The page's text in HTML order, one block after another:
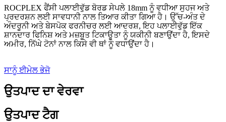
ROCPLEX ਫੈਂਸੀ ਪਲਾਈਵੁੱਡ ਬੋਰਡ ਸੇਪਲੇ 18mm ਨੂੰ ਵਧੀਆ ਸੁਹਜ ਅਤੇ
ਪ੍ਰਦਰਸ਼ਨ ਲਈ ਸਾਵਧਾਨੀ ਨਾਲ ਤਿਆਰ ਕੀਤਾ ਗਿਆ ਹੈ। ਉੱਚ-ਅੰਤ ਦੇ
ਅੰਦਰੂਨੀ ਅਤੇ ਬੇਸਪੋਕ ਫਰਨੀਚਰ ਲਈ ਆਦਰਸ਼, ਇਹ ਪਲਾਈਵੁੱਡ ਇੱਕ
ਸ਼ਾਨਦਾਰ ਫਿਨਿਸ਼ ਅਤੇ ਮਜ਼ਬੂਤ ​​​​ਟਿਕਾਊਤਾ ਨੂੰ ਯਕੀਨੀ ਬਣਾਉਂਦਾ ਹੈ, ਇਸਦੇ
ਅਮੀਰ, ਨਿੱਘੇ ਟੋਨਾਂ ਨਾਲ ਕਿਸੇ ਵੀ ਥਾਂ ਨੂੰ ਵਧਾਉਂਦਾ ਹੈ।
ਸਾਨੂੰ ਈਮੇਲ ਭੇਜੋ
ਉਤਪਾਦ ਦਾ ਵੇਰਵਾ
ਉਤਪਾਦ ਟੈਗ